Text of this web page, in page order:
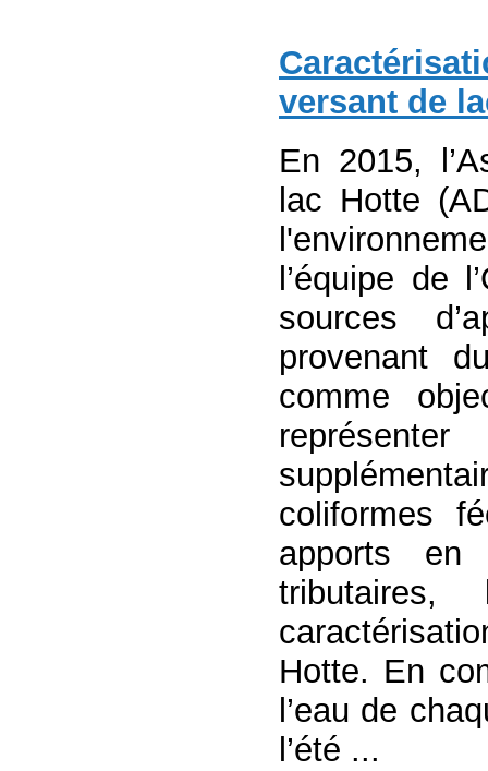
versant de
En 2015,
lac Hotte
l’équipe de
sources
provenant
comme
coliformes
apports en
Hotte. En
l’eau de
l’été ...